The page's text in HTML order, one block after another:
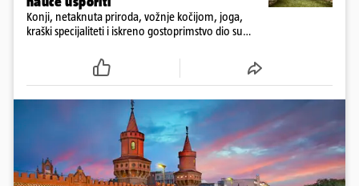
Konji, netaknuta priroda, vožnje kočijom, joga,
kraški specijaliteti i iskreno gostoprimstvo dio su